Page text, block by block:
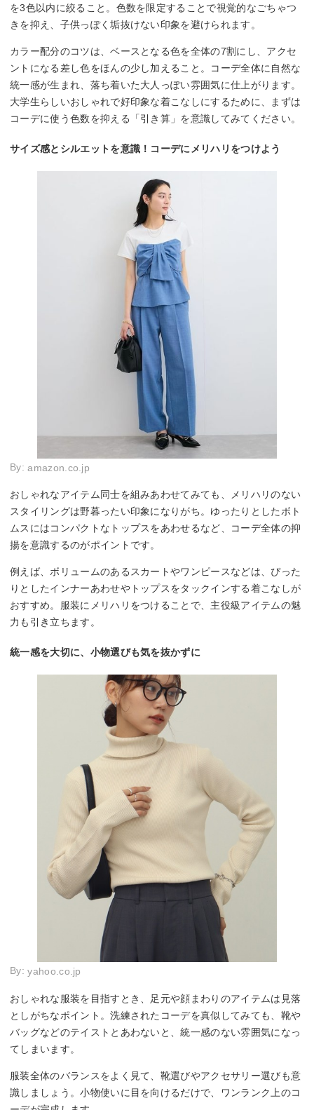
を3色以内に絞ること。色数を限定することで視覚的なごちゃつ
きを抑え、子供っぽく垢抜けない印象を避けられます。
カラー配分のコツは、ベースとなる色を全体の7割にし、アクセ
ントになる差し色をほんの少し加えること。コーデ全体に自然な
統一感が生まれ、落ち着いた大人っぽい雰囲気に仕上がります。
大学生らしいおしゃれで好印象な着こなしにするために、まずは
コーデに使う色数を抑える「引き算」を意識してみてください。
サイズ感とシルエットを意識！コーデにメリハリをつけよう
By:amazon.co.jp
おしゃれなアイテム同士を組みあわせてみても、メリハリのない
スタイリングは野暮ったい印象になりがち。ゆったりとしたボト
ムスにはコンパクトなトップスをあわせるなど、コーデ全体の抑
揚を意識するのがポイントです。
例えば、ボリュームのあるスカートやワンピースなどは、ぴった
りとしたインナーあわせやトップスをタックインする着こなしが
おすすめ。服装にメリハリをつけることで、主役級アイテムの魅
力も引き立ちます。
統一感を大切に、小物選びも気を抜かずに
By:yahoo.co.jp
おしゃれな服装を目指すとき、足元や顔まわりのアイテムは見落
としがちなポイント。洗練されたコーデを真似してみても、靴や
バッグなどのテイストとあわないと、統一感のない雰囲気になっ
てしまいます。
服装全体のバランスをよく見て、靴選びやアクセサリー選びも意
識しましょう。小物使いに目を向けるだけで、ワンランク上のコ